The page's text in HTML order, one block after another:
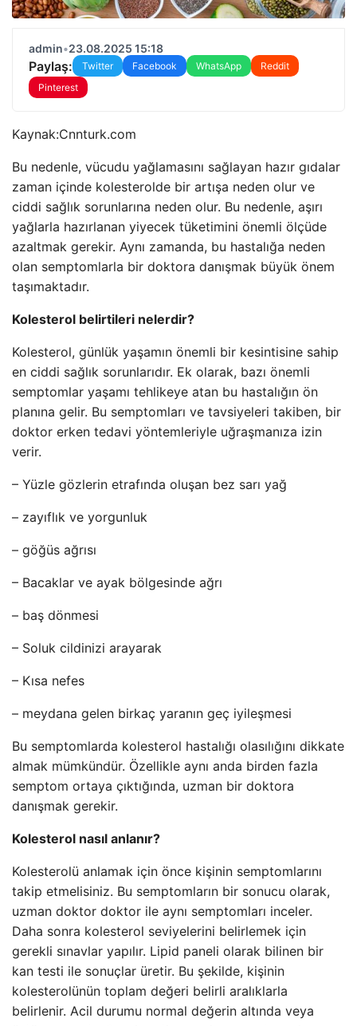
admin•23.08.2025 15:18
Paylaş: Twitter Facebook WhatsApp
Reddit
Pinterest
Kaynak:Cnnturk.com
Bu nedenle, vücudu yağlamasını sağlayan hazır gıdalar
zaman içinde kolesterolde bir artışa neden olur ve
ciddi sağlık sorunlarına neden olur. Bu nedenle, aşırı
yağlarla hazırlanan yiyecek tüketimini önemli ölçüde
azaltmak gerekir. Aynı zamanda, bu hastalığa neden
olan semptomlarla bir doktora danışmak büyük önem
taşımaktadır.
Kolesterol belirtileri nelerdir?
Kolesterol, günlük yaşamın önemli bir kesintisine sahip
en ciddi sağlık sorunlarıdır. Ek olarak, bazı önemli
semptomlar yaşamı tehlikeye atan bu hastalığın ön
planına gelir. Bu semptomları ve tavsiyeleri takiben, bir
doktor erken tedavi yöntemleriyle uğraşmanıza izin
verir.
– Yüzle gözlerin etrafında oluşan bez sarı yağ
– zayıflık ve yorgunluk
– göğüs ağrısı
– Bacaklar ve ayak bölgesinde ağrı
– baş dönmesi
– Soluk cildinizi arayarak
– Kısa nefes
– meydana gelen birkaç yaranın geç iyileşmesi
Bu semptomlarda kolesterol hastalığı olasılığını dikkate
almak mümkündür. Özellikle aynı anda birden fazla
semptom ortaya çıktığında, uzman bir doktora
danışmak gerekir.
Kolesterol nasıl anlanır?
Kolesterolü anlamak için önce kişinin semptomlarını
takip etmelisiniz. Bu semptomların bir sonucu olarak,
uzman doktor doktor ile aynı semptomları inceler.
Daha sonra kolesterol seviyelerini belirlemek için
gerekli sınavlar yapılır. Lipid paneli olarak bilinen bir
kan testi ile sonuçlar üretir. Bu şekilde, kişinin
kolesterolünün toplam değeri belirli aralıklarla
belirlenir. Acil durumu normal değerin altında veya